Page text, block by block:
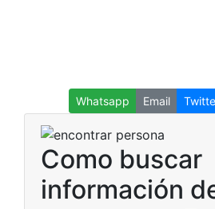
Whatsapp Email
Como buscar
información